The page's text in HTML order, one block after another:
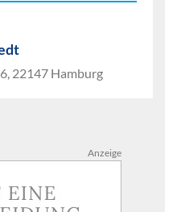
22147 Hamburg
Anzeige